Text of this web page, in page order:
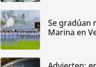
Se gradúan
Marina en